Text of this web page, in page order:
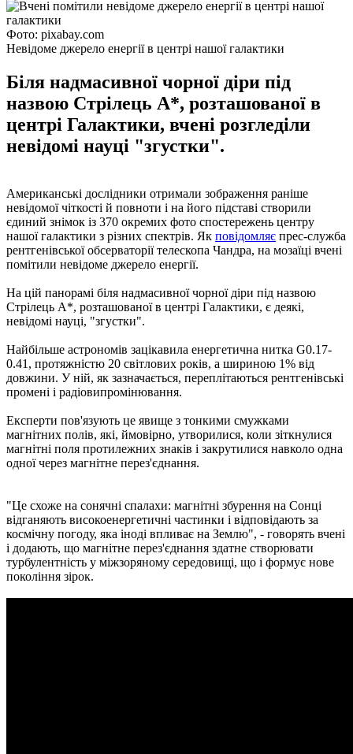
Фото: pixabay.com
Невідоме джерело енергії в центрі нашої галактики
Біля надмасивної чорної діри під
назвою Стрілець A*, розташованої в
центрі Галактики, вчені розгледіли
невідомі науці "згустки".
Американські дослідники отримали зображення раніше
невідомої чіткості й повноти і на його підставі створили
єдиний знімок із 370 окремих фото спостережень центру
нашої галактики з різних спектрів. Як повідомляє прес-служба
рентгенівської обсерваторії телескопа Чандра, на мозаїці вчені
помітили невідоме джерело енергії.
На цій панорамі біля надмасивної чорної діри під назвою
Стрілець A*, розташованої в центрі Галактики, є деякі,
невідомі науці, "згустки".
Найбільше астрономів зацікавила енергетична нитка G0.17-
0.41, протяжністю 20 світлових років, а шириною 1% від
довжини. У ній, як зазначається, переплітаються рентгенівські
промені і радіовипромінювання.
Експерти пов'язують це явище з тонкими смужками
магнітних полів, які, ймовірно, утворилися, коли зіткнулися
магнітні поля протилежних знаків і закрутилися навколо одна
одної через магнітне перез'єднання.
"Це схоже на сонячні спалахи: магнітні збурення на Сонці
відганяють високоенергетичні частинки і відповідають за
космічну погоду, яка іноді впливає на Землю", - говорять вчені
і додають, що магнітне перез'єднання здатне створювати
турбулентність у міжзоряному середовищі, що і формує нове
покоління зірок.